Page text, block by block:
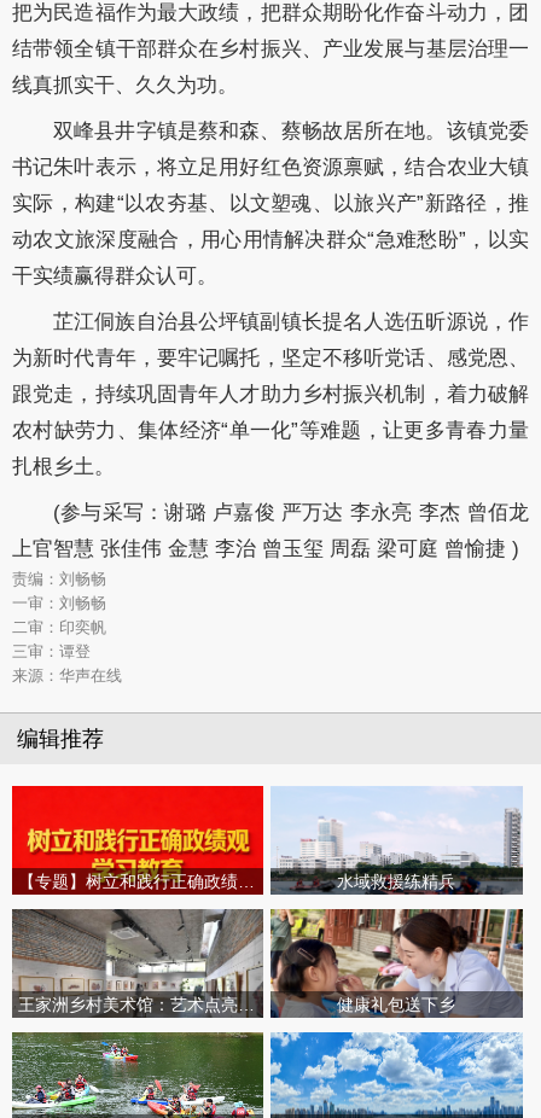
把为民造福作为最大政绩，把群众期盼化作奋斗动力，团
结带领全镇干部群众在乡村振兴、产业发展与基层治理一
线真抓实干、久久为功。
双峰县井字镇是蔡和森、蔡畅故居所在地。该镇党委
书记朱叶表示，将立足用好红色资源禀赋，结合农业大镇
实际，构建“以农夯基、以文塑魂、以旅兴产”新路径，推
动农文旅深度融合，用心用情解决群众“急难愁盼”，以实
干实绩赢得群众认可。
芷江侗族自治县公坪镇副镇长提名人选伍昕源说，作
为新时代青年，要牢记嘱托，坚定不移听党话、感党恩、
跟党走，持续巩固青年人才助力乡村振兴机制，着力破解
农村缺劳力、集体经济“单一化”等难题，让更多青春力量
扎根乡土。
(参与采写：谢璐 卢嘉俊 严万达 李永亮 李杰 曾佰龙
上官智慧 张佳伟 金慧 李治 曾玉玺 周磊 梁可庭 曾愉捷 )
责编：刘畅畅
一审：刘畅畅
二审：印奕帆
三审：谭登
来源：华声在线
编辑推荐
水域救援练精兵
王家洲乡村美术馆：艺术点亮田园乡村 健康礼包送下乡